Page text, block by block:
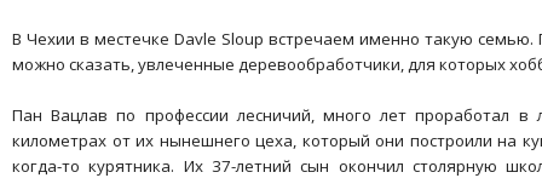
В Чехии в местечке Davle Sloup встречаем именно такую семью.
можно сказать, увлеченные деревообработчики, для которых
Пан Вацлав по профессии лесничий, много лет проработал в
километрах от их нынешнего цеха, который они построили на
когда-то курятника. Их 37-летний сын окончил столярную